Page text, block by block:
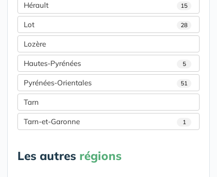
Hérault 15
Lot 28
Lozère
Hautes-Pyrénées 5
Pyrénées-Orientales 51
Tarn
Tarn-et-Garonne 1
Les autres régions